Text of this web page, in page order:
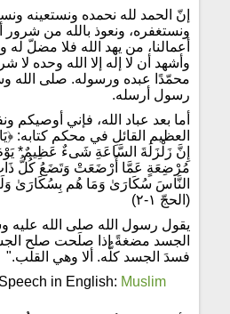
إنّ الحمد لله نحمده ونستعينه
ونستغفره، ونعوذ بالله من
أعمالنا، من يهد الله فلا مضلّ
وأشهد أن لا إله إلا الله وحده لا
محمّدًا عبده ورسوله. صلى الله
رسول أرسله.
أما بعد عباد الله، فإني أوصيكم
العظيم القائلِ في محكم كتابه:
إِنَّ زَلْزَلَةَ السَّاعَةِ شَىءٌ عَظِيمٌ*
مُرْضِعَةٍ عَمَّا أَرْضَعَتْ وَتَضَعُ كُلُّ
النَّاسَ سُكَارَىٰ وَمَا هُم بِسُكَارَىٰ
(الحجّ ١-٢)
يقول رسول الله صلى الله عليه
الجسد مضغةً إذا صلَحت صلح
فسدَ الجسد كلُّه. ألا وهي القلب."
in English: Muslim